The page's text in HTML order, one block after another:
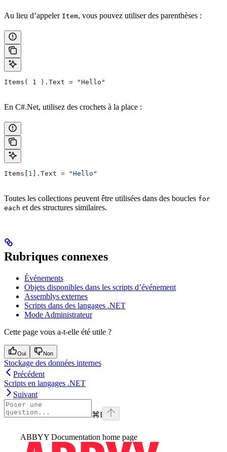
Au lieu d’appeler Item, vous pouvez utiliser des parenthèses :
Items( 1 ).Text = "Hello"
En C#.Net, utilisez des crochets à la place :
Items 1 ]. Text = "Hello"
Toutes les collections peuvent être utilisées dans des boucles for
each et des structures similaires.
Rubriques connexes
Événements
Objets disponibles dans les scripts d’événement
Assemblys externes
Scripts dans des langages .NET
Mode Administrateur
Cette page vous a-t-elle été utile ?
Oui Non
Stockage des données internes
Précédent
Scripts en langages .NET
Suivant
⌘I
ABBYY Documentation home page